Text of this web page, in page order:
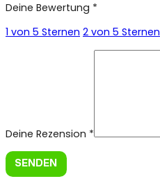
Deine Bewertung *
1 von 5 Sternen 2 von 5 Sternen
Deine Rezension *